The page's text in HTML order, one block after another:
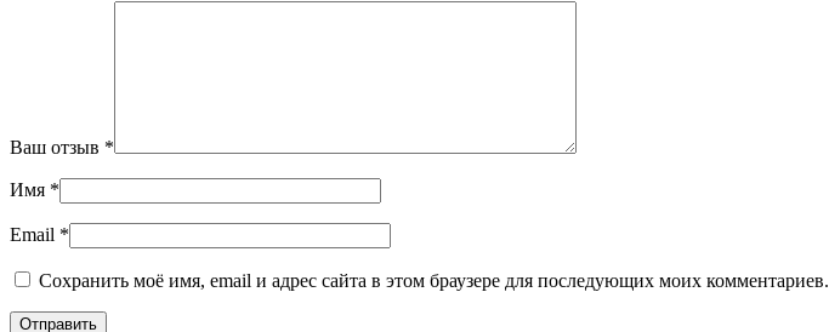
Ваш отзыв *
Имя *
Email *
Сохранить моё имя, email и адрес сайта в этом браузере для последующих моих комментариев.